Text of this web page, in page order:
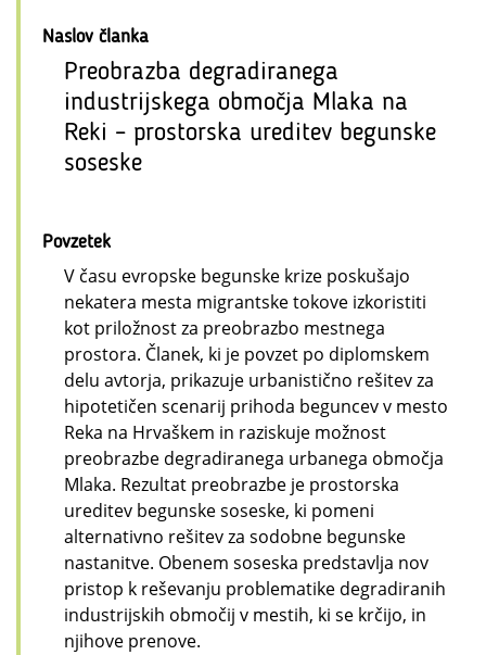
Naslov članka
Preobrazba degradiranega
industrijskega območja Mlaka na
Reki – prostorska ureditev begunske
soseske
Povzetek
V času evropske begunske krize poskušajo
nekatera mesta migrantske tokove izkoristiti
kot priložnost za preobrazbo mestnega
prostora. Članek, ki je povzet po diplomskem
delu avtorja, prikazuje urbanistično rešitev za
hipotetičen scenarij prihoda beguncev v mesto
Reka na Hrvaškem in raziskuje možnost
preobrazbe degradiranega urbanega območja
Mlaka. Rezultat preobrazbe je prostorska
ureditev begunske soseske, ki pomeni
alternativno rešitev za sodobne begunske
nastanitve. Obenem soseska predstavlja nov
pristop k reševanju problematike degradiranih
industrijskih območij v mestih, ki se krčijo, in
njihove prenove.